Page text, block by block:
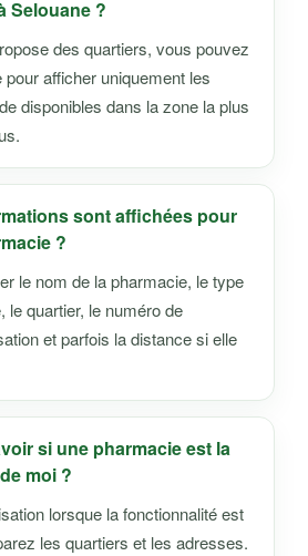
Selouane ?
des quartiers, vous pouvez
afficher uniquement les
disponibles dans la zone la plus
sont affichées pour
?
le nom de la pharmacie, le type
le quartier, le numéro de
et parfois la distance si elle
si une pharmacie est la
moi ?
lorsque la fonctionnalité est
les quartiers et les adresses.